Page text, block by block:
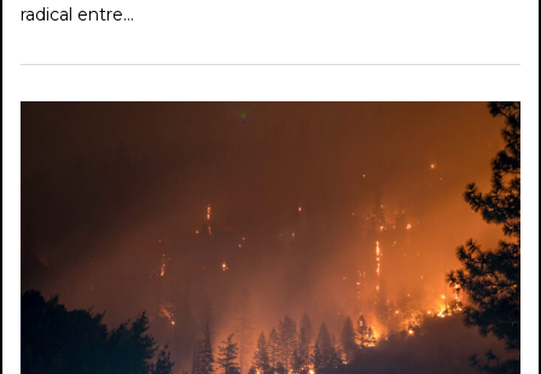
radical entre…